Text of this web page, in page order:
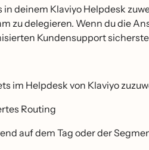
in deinem Klaviyo Helpdesk
zu delegieren. Wenn du die
Kundensupport
im Helpdesk von Klaviyo
Routing
auf dem Tag oder der